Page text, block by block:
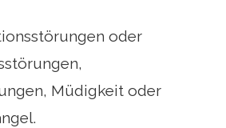
oder
Müdigkeit oder